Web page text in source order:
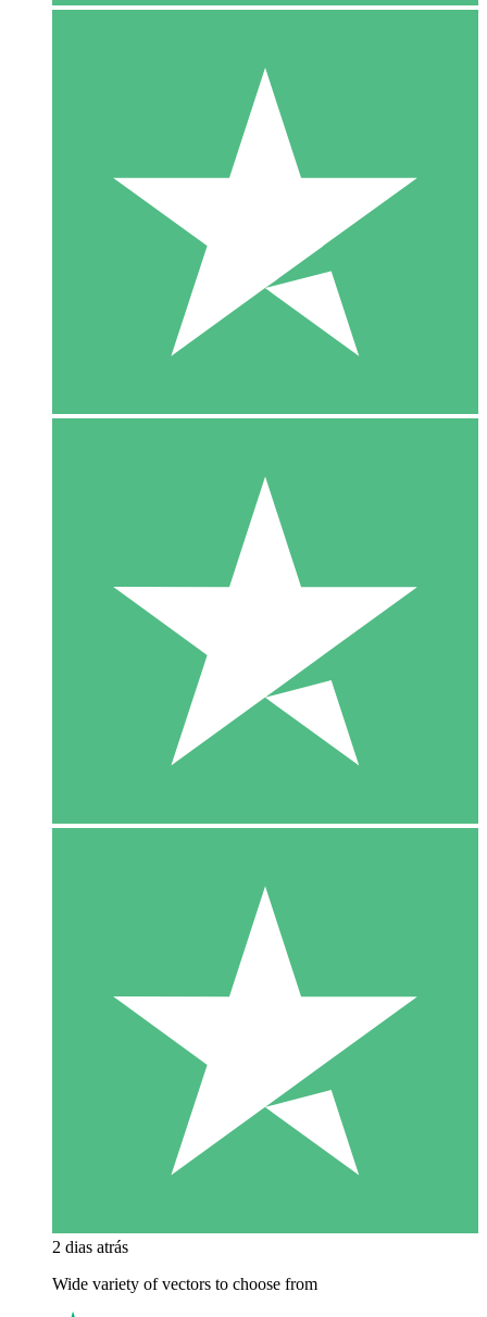
2 dias atrás
Wide variety of vectors to choose from